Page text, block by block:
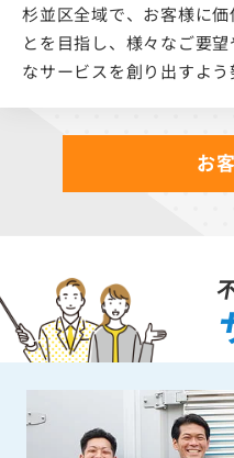
杉並区全域で、お客様に
とを目指し、様々なご要
なサービスを創り出すよう
お